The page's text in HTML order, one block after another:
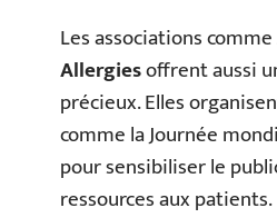
Les associations comme
Allergiesoffrent aussi
précieux. Elles
comme la Journée
pour sensibiliser le
ressources aux patients.